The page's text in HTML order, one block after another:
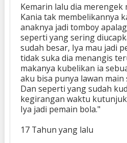
Kemarin lalu dia merengek
Kania tak membelikannya
anaknya jadi tomboy
seperti yang sering
sudah besar, Iya mau jadi
tidak suka dia menangis
makanya kubelikan ia
aku bisa punya lawan main
Dan seperti yang sudah
kegirangan waktu
Iya jadi pemain bola."
17 Tahun yang lalu